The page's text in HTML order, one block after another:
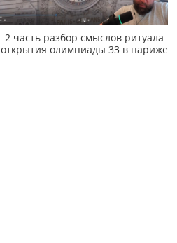
2 часть разбор смыслов ритуала
открытия олимпиады 33 в париже